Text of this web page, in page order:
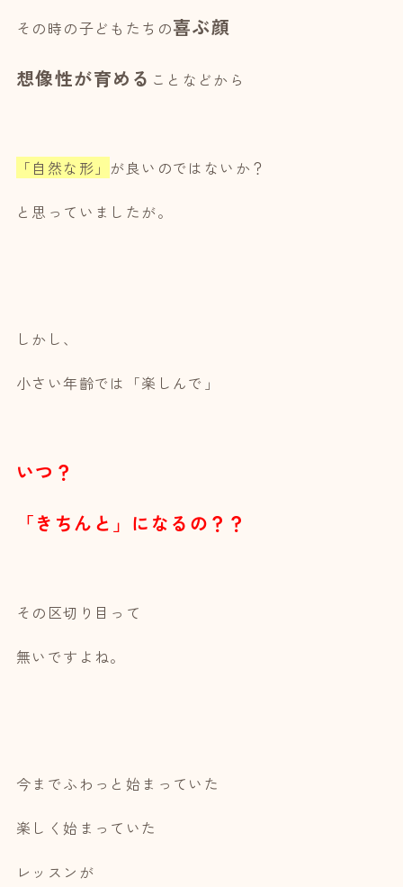
その時の子どもたちの喜ぶ顔
想像性が育める ことなどから
「自然な形」 が良いのではないか？
と思っていましたが。
しかし、
小さい年齡では「楽しんで」
いつ？
「きちんと」になるの？？
その区切り目って
無いですよね。
今までふわっと始まっていた
楽しく始まっていた
レッスンが